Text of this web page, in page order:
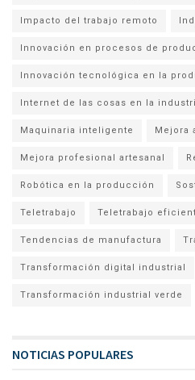
Impacto del trabajo remoto
Innovación en procesos de
Innovación tecnológica en la
Internet de las cosas en la
Maquinaria inteligente Mejora
Mejora profesional artesanal
Robótica en la producción
Teletrabajo Teletrabajo
Tendencias de manufactura
Transformación digital industrial
Transformación industrial verde
NOTICIAS POPULARES